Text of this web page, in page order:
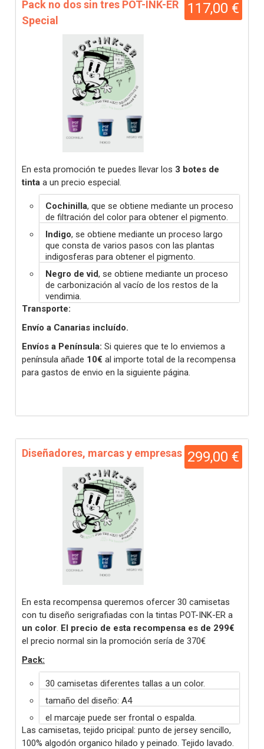
117,00 €
Pack no dos sin tres POT-INK-ER
Special
En esta promoción te puedes llevar los 3 botes de
tinta a un precio especial.
Cochinilla, que se obtiene mediante un proceso
de filtración del color para obtener el pigmento.
Indigo, se obtiene mediante un proceso largo
que consta de varios pasos con las plantas
indigosferas para obtener el pigmento.
Negro de vid, se obtiene mediante un proceso
de carbonización al vacío de los restos de la
vendimia.
Transporte:
Envío a Canarias incluído.
Envíos a Península: Si quieres que te lo enviemos a
península añade 10€ al importe total de la recompensa
para gastos de envio en la siguiente página.
299,00 €
Diseñadores, marcas y empresas
En esta recompensa queremos ofercer 30 camisetas
con tu diseño serigrafiadas con la tintas POT-INK-ER a
un color. El precio de esta recompensa es de 299€
el precio normal sin la promoción sería de 370€
Pack:
30 camisetas diferentes tallas a un color.
tamaño del diseño: A4
el marcaje puede ser frontal o espalda.
Las camisetas, tejido pricipal: punto de jersey sencillo,
100% algodón organico hilado y peinado. Tejido lavado.